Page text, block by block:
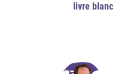
livre blanc